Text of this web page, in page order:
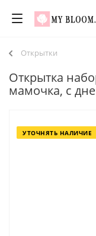
Открытки
Открытка
мамочка, с
УТОЧНЯТЬ НАЛИЧИЕ